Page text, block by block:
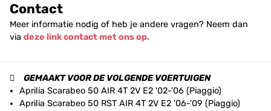
Contact
Meer informatie nodig of heb je andere vragen? Neem dan
via deze link contact met ons op.
GEMAAKT VOOR DE VOLGENDE VOERTUIGEN
Aprilia Scarabeo 50 AIR 4T 2V E2 '02-'06 (Piaggio)
Aprilia Scarabeo 50 RST AIR 4T 2V E2 '06-'09 (Piaggio)